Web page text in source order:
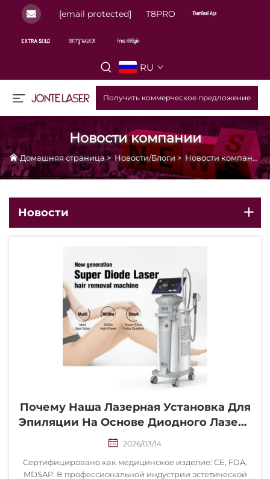
[email protected] T8PRO
RU
Получить коммерческое предложение
Новости компании
Домашняя страница>Новости/Блоги > Новости компании
Новости
Почему Наша Лазерная Установка Для
Эпиляции На Основе Диодного Лазера
С Длиной Волны 808 Нм
Безопасности.
2026/03/14
Сертифицировано как медицинское изделие: CE, FDA,
MDSAP. В профессиональной индустрии эстетической